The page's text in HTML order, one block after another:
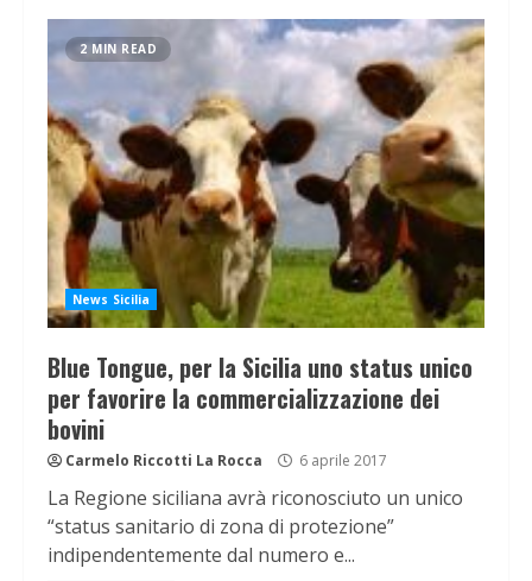
2 MIN READ
News Sicilia
Blue Tongue, per la Sicilia uno status unico
per favorire la commercializzazione dei
bovini
Carmelo Riccotti La Rocca 6 aprile 2017
La Regione siciliana avrà riconosciuto un unico
“status sanitario di zona di protezione”
indipendentemente dal numero e...